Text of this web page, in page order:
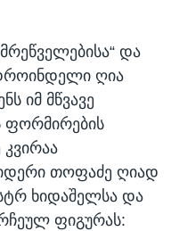
და
ღია
იმ მწვავე
ფორმირების
თოფაძე ღიად
ხიდაშელსა და
ფიგურას: